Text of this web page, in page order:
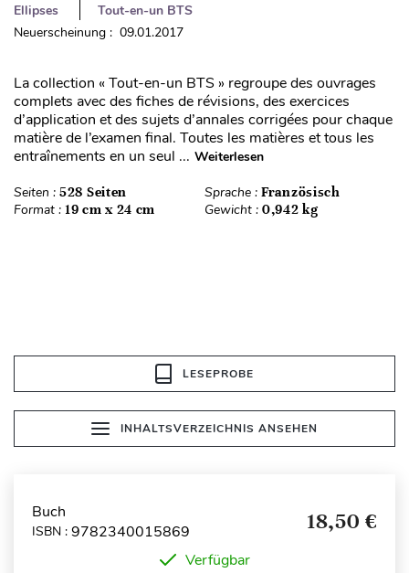
Ellipses
Tout-en-un BTS
Neuerscheinung : 09.01.2017
La collection « Tout-en-un BTS » regroupe des ouvrages
complets avec des fiches de révisions, des exercices
d’application et des sujets d’annales corrigées pour chaque
matière de l’examen final. Toutes les matières et tous les
entraînements en un seul ... Weiterlesen
Seiten : 528 Seiten Sprache : Französisch
Format : 19 cm x 24 cm Gewicht : 0,942 kg
LESEPROBE
INHALTSVERZEICHNIS ANSEHEN
Buch
ISBN : 9782340015869 18,50 €
Verfügbar